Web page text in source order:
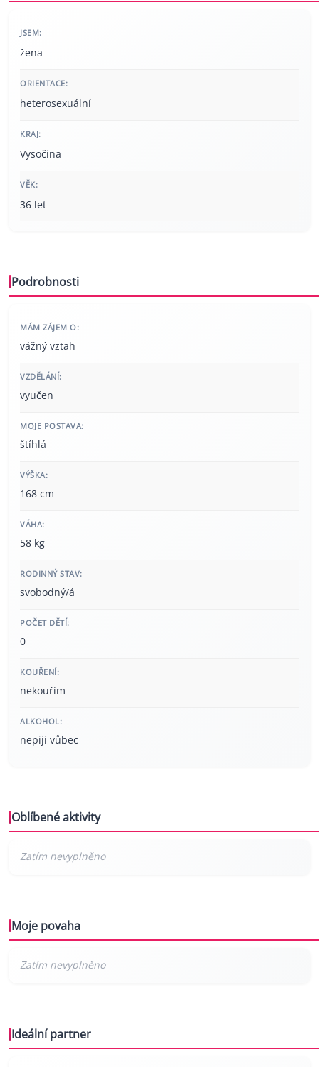
JSEM:
žena
ORIENTACE:
heterosexuální
KRAJ:
Vysočina
VĚK:
36 let
Podrobnosti
MÁM ZÁJEM O:
vážný vztah
VZDĚLÁNÍ:
vyučen
MOJE POSTAVA:
štíhlá
VÝŠKA:
168 cm
VÁHA:
58 kg
RODINNÝ STAV:
svobodný/á
POČET DĚTÍ:
0
KOUŘENÍ:
nekouřím
ALKOHOL:
nepiji vůbec
Oblíbené aktivity
Moje povaha
Ideální partner